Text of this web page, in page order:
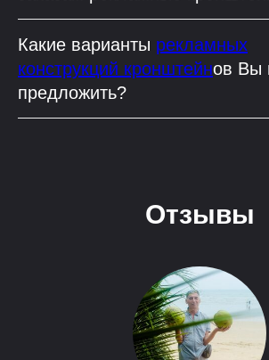
Какие варианты рекламных
конструкций кронштейнов Вы
предложить?
Отзывы